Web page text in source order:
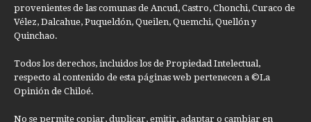
provenientes de las comunas de Ancud, Castro, Chonchi, Curaco de
Vélez, Dalcahue, Puqueldón, Queilen, Quemchi, Quellón y
Quinchao.
Todos los derechos, incluidos los de Propiedad Intelectual,
respecto al contenido de esta páginas web pertenecen a ©La
Opinión de Chiloé.
No se permite copiar, duplicar, emitir, adaptar o cambiar en